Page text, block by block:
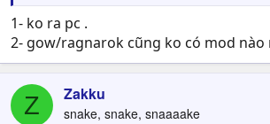
1- ko ra pc .
2- gow/ragnarok cũng ko có mod nào
Z Zakku
snake, snake, snaaaake